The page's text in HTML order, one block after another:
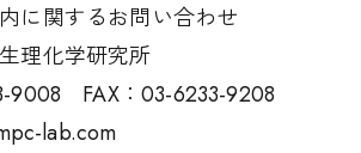
に関するお問い合わせ
理化学研究所
9008 FAX：03-6233-9208
lab.com